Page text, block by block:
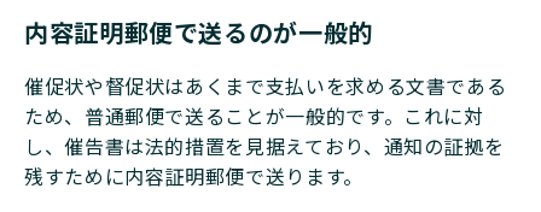
内容証明郵便で送るのが一般的
催促状や督促状はあくまで支払いを求める文書である
ため、普通郵便で送ることが一般的です。これに対
し、催告書は法的措置を見据えており、通知の証拠を
残すために内容証明郵便で送ります。